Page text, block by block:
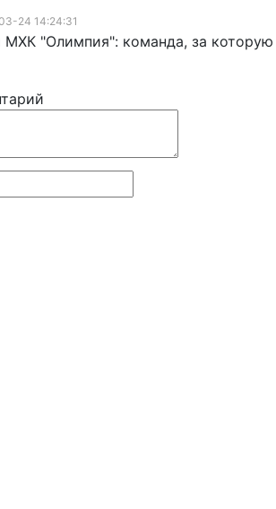
24 14:24:31
МХК "Олимпия": команда, за которую